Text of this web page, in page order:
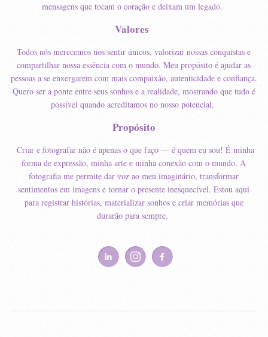
mensagens que tocam o coração e deixam um legado.
Valores
Todos nós merecemos nos sentir únicos, valorizar nossas conquistas e
compartilhar nossa essência com o mundo. Meu propósito é ajudar as
pessoas a se enxergarem com mais compaixão, autenticidade e confiança.
Quero ser a ponte entre seus sonhos e a realidade, mostrando que tudo é
possível quando acreditamos no nosso potencial.
Propósito
Criar e fotografar não é apenas o que faço — é quem eu sou! É minha
forma de expressão, minha arte e minha conexão com o mundo. A
fotografia me permite dar voz ao meu imaginário, transformar
sentimentos em imagens e tornar o presente inesquecível. Estou aqui
para registrar histórias, materializar sonhos e criar memórias que
durarão para sempre.